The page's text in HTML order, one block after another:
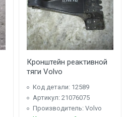
Кронштейн реактивной
тяги Volvo
Код детали: 12589
Артикул: 21076075
Производитель: Volvo